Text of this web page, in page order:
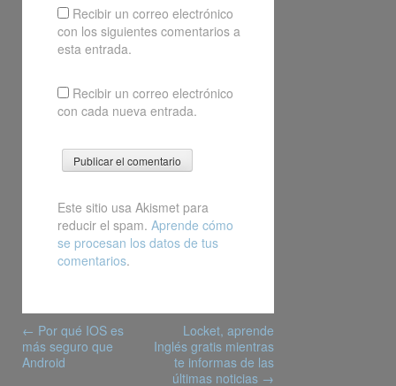
Recibir un correo electrónico
con los siguientes comentarios a
esta entrada.
Recibir un correo electrónico
con cada nueva entrada.
Este sitio usa Akismet para
reducir el spam. Aprende cómo
se procesan los datos de tus
comentarios.
navigation
← Por qué IOS es
más seguro que
Android
Locket, aprende
Inglés gratis mientras
te informas de las
últimas noticias →